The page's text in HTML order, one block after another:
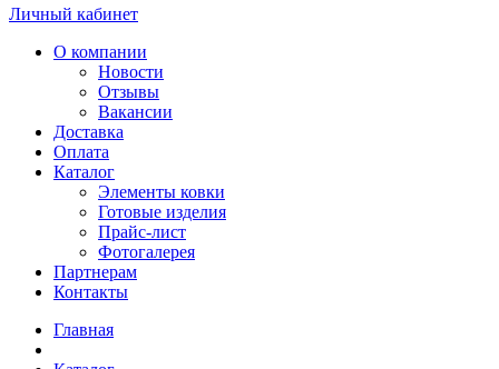
Личный кабинет
О компании
Новости
Отзывы
Вакансии
Доставка
Оплата
Каталог
Элементы ковки
Готовые изделия
Прайс-лист
Фотогалерея
Партнерам
Контакты
Главная